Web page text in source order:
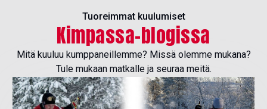
Tuoreimmat kuulumiset
Kimpassa-blogissa
Mitä kuuluu kumppaneillemme? Missä olemme mukana?
Tule mukaan matkalle ja seuraa meitä.